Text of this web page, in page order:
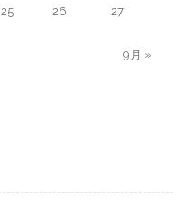
9月 »
25 26
27